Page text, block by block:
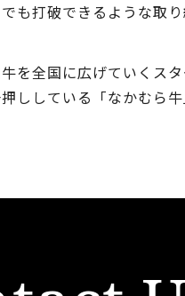
も打破できるような取
を全国に広げていくスタ
ししている「なかむら